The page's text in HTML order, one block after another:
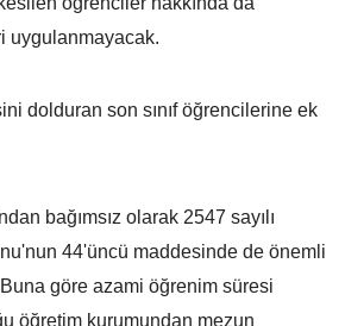
uygulanmayacak.
dolduran son sınıf öğrencilerine ek
bağımsız olarak 2547 sayılı
44'üncü maddesinde de önemli
göre azami öğrenim süresi
öğretim kurumundan mezun